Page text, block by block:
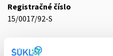
Registračné číslo
15/0017/92-S
sol ijf 10x2 ml/300 mg (amp.skl.)